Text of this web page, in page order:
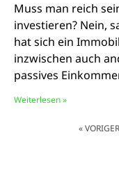
Muss man reich
investieren? Nein,
hat sich ein
inzwischen auch
passives
Weiterlesen »
« VORIGER